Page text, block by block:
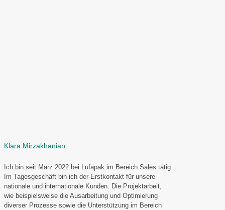
Klara Mirzakhanian
Ich bin seit März 2022 bei Lufapak im Bereich Sales tätig.
Im Tagesgeschäft bin ich der Erstkontakt für unsere
nationale und internationale Kunden. Die Projektarbeit,
wie beispielsweise die Ausarbeitung und Optimierung
diverser Prozesse sowie die Unterstützung im Bereich